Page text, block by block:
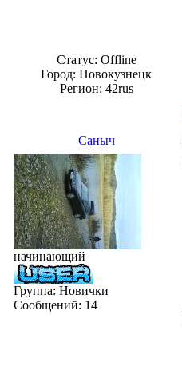
Статус: Offline
Город: Новокузнецк
Регион: 42rus
Саныч
начинающий
Группа: Новички
Сообщений: 14